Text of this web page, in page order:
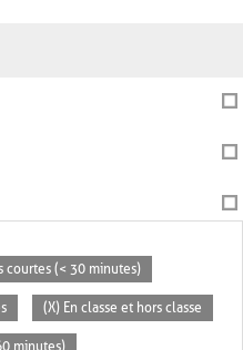
courtes (< 30 minutes)
(X) En classe et hors classe
minutes)